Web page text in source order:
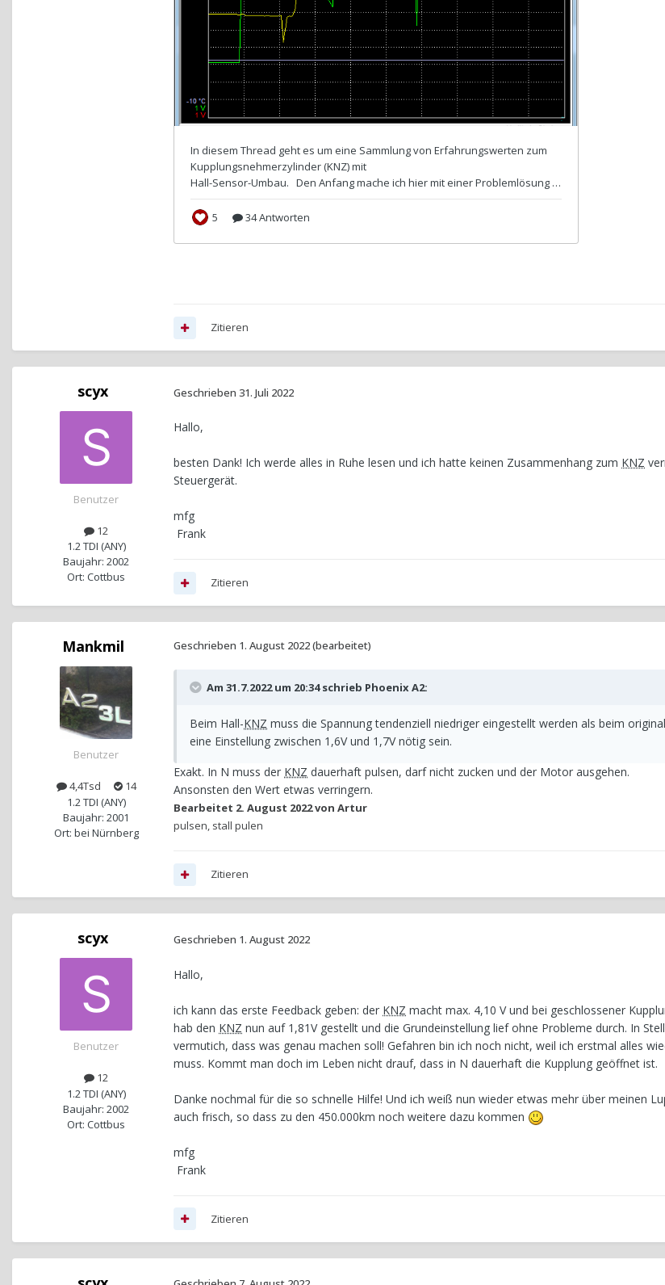
Zitieren
scyx
Benutzer
12
1.2 TDI (ANY)
Baujahr: 2002
Ort: Cottbus
Geschrieben 31. Juli 2022
Hallo,
besten Dank! Ich werde alles in Ruhe lesen und ich hatte keinen Zusammenhang zum KNZ
Steuergerät.
mfg
Frank
Zitieren
Mankmil
Benutzer
4,4Tsd
14
1.2 TDI (ANY)
Baujahr: 2001
Ort: bei Nürnberg
Geschrieben 1. August 2022(bearbeitet)
Am 31.7.2022 um 20:34 schrieb Phoenix A2:
Beim Hall-KNZ muss die Spannung tendenziell niedriger eingestellt werden als beim
eine Einstellung zwischen 1,6V und 1,7V nötig sein.
Exakt. In N muss der KNZ dauerhaft pulsen, darf nicht zucken und der Motor ausgehen.
Ansonsten den Wert etwas verringern.
Bearbeitet 2. August 2022von Artur
pulsen, stall pulen
Zitieren
scyx
Benutzer
12
1.2 TDI (ANY)
Baujahr: 2002
Ort: Cottbus
Geschrieben 1. August 2022
Hallo,
ich kann das erste Feedback geben: der KNZ macht max. 4,10 V und bei geschlossener
hab den KNZ nun auf 1,81V gestellt und die Grundeinstellung lief ohne Probleme durch. In
vermutich, dass was genau machen soll! Gefahren bin ich noch nicht, weil ich erstmal alles
muss. Kommt man doch im Leben nicht drauf, dass in N dauerhaft die Kupplung geöffnet ist.
Danke nochmal für die so schnelle Hilfe! Und ich weiß nun wieder etwas mehr über meinen
auch frisch, so dass zu den 450.000km noch weitere dazu kommen
mfg
Frank
Zitieren